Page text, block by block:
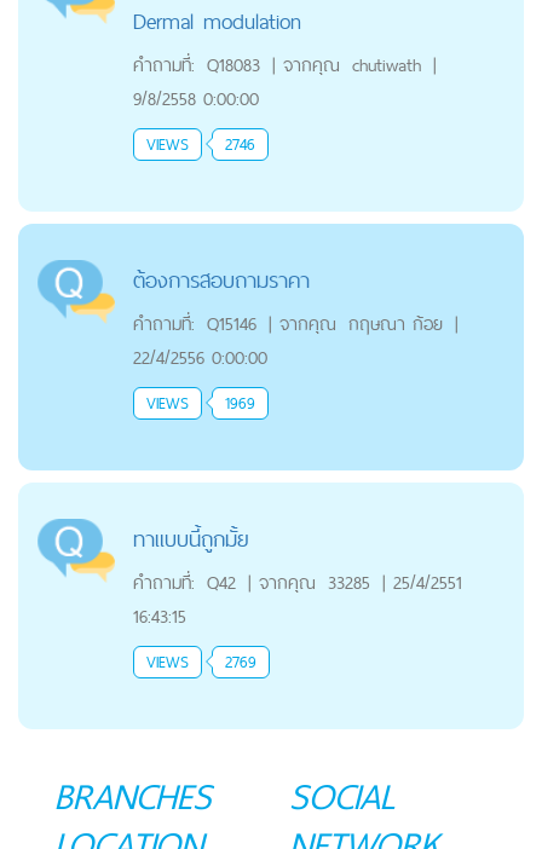
Dermal modulation
คำถามที่: Q18083 | จากคุณ chutiwath |
9/8/2558 0:00:00
VIEWS 2746
ต้องการสอบถามราคา
คำถามที่: Q15146 | จากคุณ กฤษณา ก้อย |
22/4/2556 0:00:00
VIEWS 1969
ทาแบบนี้ถูกมั้ย
คำถามที่: Q42 | จากคุณ 33285 | 25/4/2551
16:43:15
VIEWS 2769
BRANCHES
SOCIAL